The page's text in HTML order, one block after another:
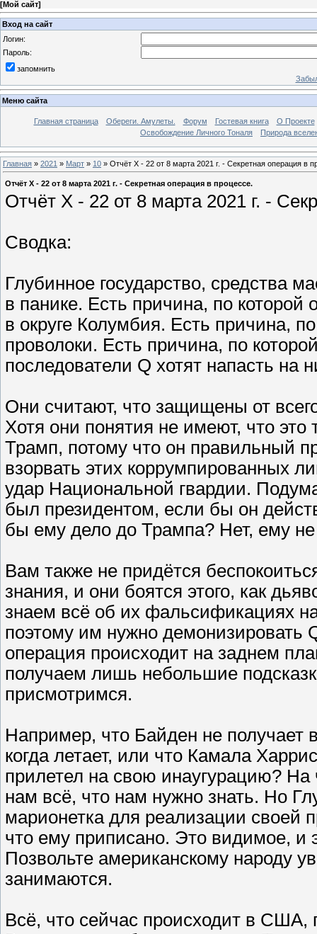
[Мой сайт]
Вход на сайт
Логин:
Пароль:
запомнить
Меню сайта
Главная страница Обереги. Амулеты. Форум Гостевая книга
О Проекте
Освобождение Личного Тоналя
Природа
Главная » 2021 » Март » 10 » Отчёт X - 22 от 8 марта 2021 г. - Секретная операция в
Отчёт X - 22 от 8 марта 2021 г. - Секретная операция в процессе.
Отчёт X - 22 от 8 марта 2021 г. -
Сводка:
Глубинное государство, средства
в панике. Есть причина, по
в округе Колумбия. Есть причина,
проволоки. Есть причина, по
последователи Q хотят напасть на
Они считают, что защищены от
Хотя они понятия не имеют, что
Трамп, потому что он правильный
взорвать этих коррумпированных
удар Национальной гвардии.
был президентом, если бы он
бы ему дело до Трампа? Нет, ему
Вам также не придётся
знания, и они боятся этого, как
знаем всё об их фальсификациях
поэтому им нужно демонизировать
операция происходит на заднем
получаем лишь небольшие
присмотримся.
Например, что Байден не получает
когда летает, или что Камала
прилетел на свою инаугурацию? На
нам всё, что нам нужно знать. Но
марионетка для реализации своей
что ему приписано. Это видимое, и
Позвольте американскому народу
занимаются.
Всё, что сейчас происходит в США,